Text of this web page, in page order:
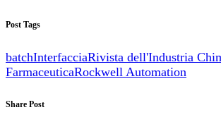
Post Tags
batchInterfacciaRivista dell'Industria
FarmaceuticaRockwell Automation
Share Post